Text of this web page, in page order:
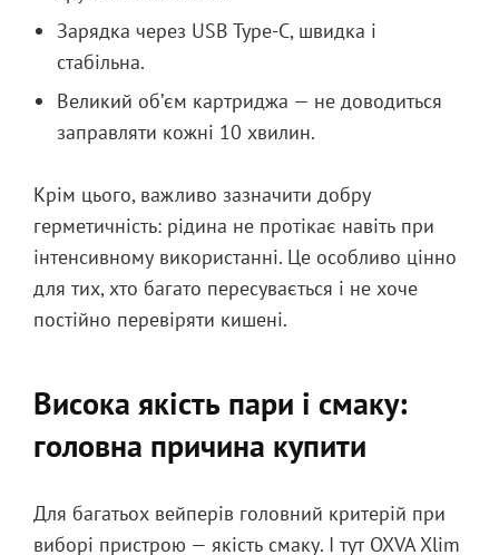
Зарядка через USB Type-C, швидка і
стабільна.
Великий об’єм картриджа — не доводиться
заправляти кожні 10 хвилин.
Крім цього, важливо зазначити добру
герметичність: рідина не протікає навіть при
інтенсивному використанні. Це особливо цінно
для тих, хто багато пересувається і не хоче
постійно перевіряти кишені.
Висока якість пари і смаку:
головна причина купити
Для багатьох вейперів головний критерій при
виборі пристрою — якість смаку. І тут OXVA Xlim